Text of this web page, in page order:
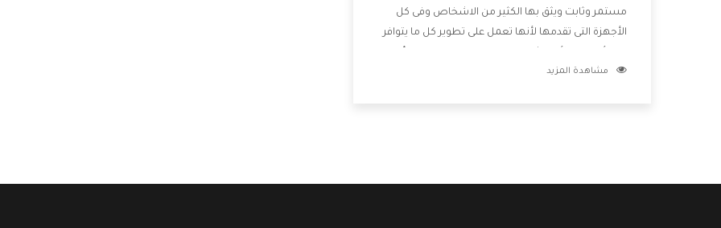
مستمر وثابت ويثق بها الكثير من الاشخاص وفى كل
الأجهزة التى تقدمها لأنها تعمل على تطوير كل ما يتوافر
خدمات ما بعد البيع مع المنتجات وتقدم للعملاء أقوى
مشاهدة المزيد